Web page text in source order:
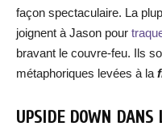
façon spectaculaire. La
joignent à Jason pour
bravant le couvre-feu. Ils
métaphoriques levées à la
UPSIDE DOWN DANS